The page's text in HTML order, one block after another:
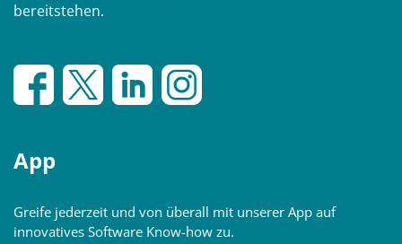
bereitstehen.
App
Greife jederzeit und von überall mit unserer App auf
innovatives Software Know-how zu.